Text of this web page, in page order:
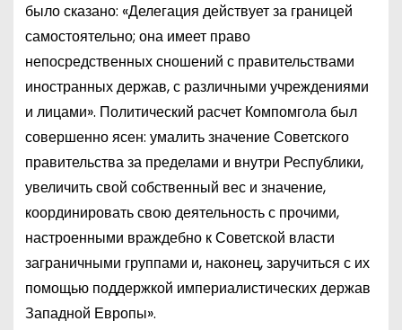
было сказано: «Делегация действует за границей
самостоятельно; она имеет право
непосредственных сношений с правительствами
иностранных держав, с различными учреждениями
и лицами». Политический расчет Компомгола был
совершенно ясен: умалить значение Советского
правительства за пределами и внутри Республики,
увеличить свой собственный вес и значение,
координировать свою деятельность с прочими,
настроенными враждебно к Советской власти
заграничными группами и, наконец, заручиться с их
помощью поддержкой империалистических держав
Западной Европы».